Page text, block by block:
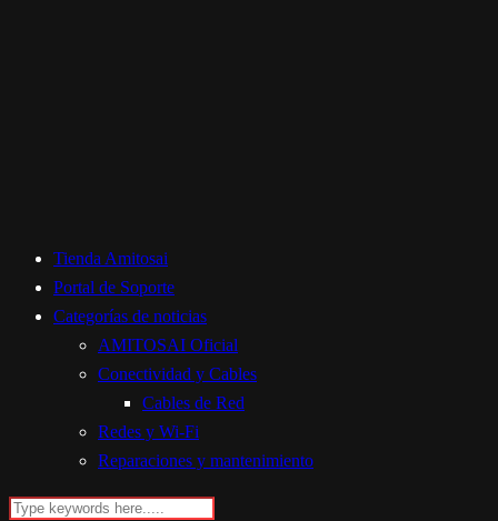
Tienda Amitosai
Portal de Soporte
Categorías de noticias
AMITOSAI Oficial
Conectividad y Cables
Cables de Red
Redes y Wi-Fi
Reparaciones y mantenimiento